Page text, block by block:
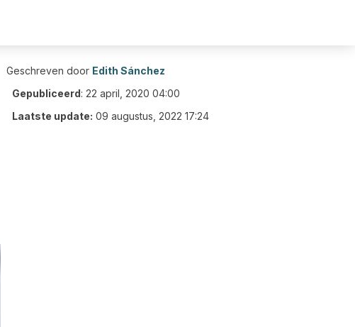
Geschreven door Edith Sánchez
Gepubliceerd: 22 april, 2020 04:00
Laatste update: 09 augustus, 2022 17:24